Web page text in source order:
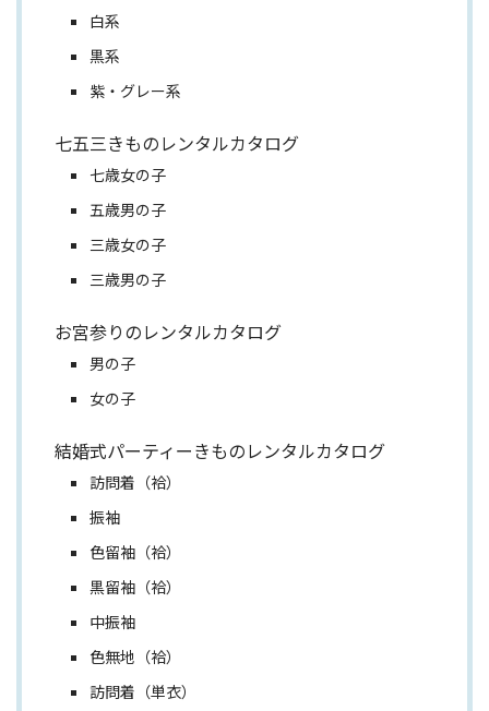
白系
黒系
紫・グレー系
七五三きものレンタルカタログ
七歳女の子
五歳男の子
三歳女の子
三歳男の子
お宮参りのレンタルカタログ
男の子
女の子
結婚式パーティーきものレンタルカタログ
訪問着（袷）
振袖
色留袖（袷）
黒留袖（袷）
中振袖
色無地（袷）
訪問着（単衣）